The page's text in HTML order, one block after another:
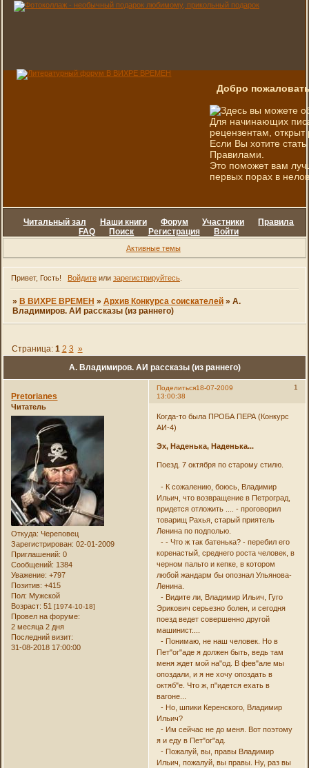
Добро
Здесь вы можете
Для начинающих
рецензентам, открыт
Если Вы хотите
Правилами.
Это поможет вам
первых порах в
Читальный зал Наши книги Форум Участники
Правила
FAQ
Поиск Регистрация Войти
Активные темы
Привет, Гость! Войдитеили зарегистрируйтесь.
» В ВИХРЕ ВРЕМЕН » Архив Конкурса соискателей » А.
Владимиров. АИ рассказы (из раннего)
А. Владимиров. АИ рассказы (из раннего)
Страница: 1 2 3 »
Поделиться 1
18-07-2009
13:00:38
Pretorianes
Читатель
Откуда: Череповец
Зарегистрирован: 02-01-2009
Приглашений: 0
Сообщений: 1384
Уважение: +797
Позитив: +415
Пол: Мужской
Возраст: 51[1974-10-18]
Провел на форуме:
2 месяца 2 дня
Последний визит:
31-08-2018 17:00:00
Когда-то была ПРОБА ПЕРА (Конкурс
АИ-4)
Эх, Наденька, Наденька...
Поезд. 7 октября по старому стилю.
- К сожалению, боюсь, Владимир
Ильич, что возвращение в Петроград,
придется отложить .... - проговорил
товарищ Рахья, старый приятель
Ленина по подполью.
- - Что ж так батенька? - перебил его
коренастый, среднего роста человек, в
черном пальто и кепке, в котором
любой жандарм бы опознал Ульянова-
Ленина.
- Видите ли, Владимир Ильич, Гуго
Эрикович серьезно болен, и сегодня
поезд ведет совершенно другой
машинист....
- Понимаю, не наш человек. Но в
Пет"ог"аде я должен быть, ведь там
меня ждет мой на"од. В фев"але мы
опоздали, и я не хочу опоздать в
октяб"е. Что ж, п"идется ехать в
вагоне...
- Но, шпики Керенского, Владимир
Ильич?
- Им сейчас не до меня. Вот поэтому
я и еду в Пет"ог"ад.
- Пожалуй, вы, правы Владимир
Ильич, пожалуй, вы правы. Ну, раз вы